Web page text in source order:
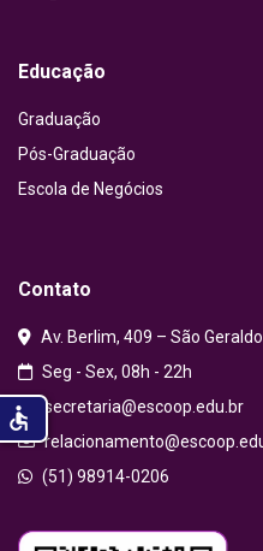
Educação
Graduação
Pós-Graduação
Escola de Negócios
Contato
Av. Berlim, 409 – São
Seg - Sex, 08h - 22h
secretaria@escoop.edu.br
(51) 98914-0206
accessible